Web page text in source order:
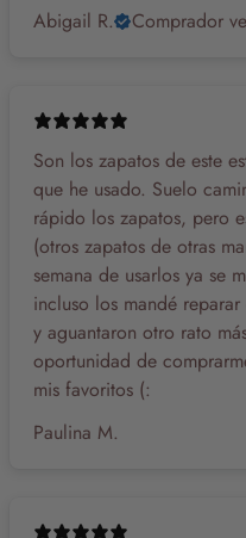
Abigail R.
Comprador
Son los zapatos de este
que he usado. Suelo
rápido los zapatos, pero
(otros zapatos de otras
semana de usarlos ya se
incluso los mandé
y aguantaron otro rato
oportunidad de
mis favoritos (:
Paulina M.